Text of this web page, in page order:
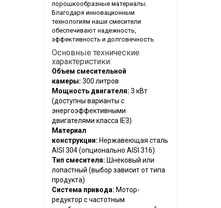
порошкообразные материалы.
Благодаря инновационным
технологиям наши смесители
обеспечивают надежность,
эффективность и долговечность.
Основные технические
характеристики:
Объем смесительной
камеры: 300 литров
Мощность двигателя: 3 кВт
(доступны варианты с
энергоэффективными
двигателями класса IE3)
Материал
конструкции: Нержавеющая сталь
AISI 304 (опционально AISI 316)
Тип смесителя: Шнековый или
лопастный (выбор зависит от типа
продукта)
Система привода: Мотор-
редуктор с частотным